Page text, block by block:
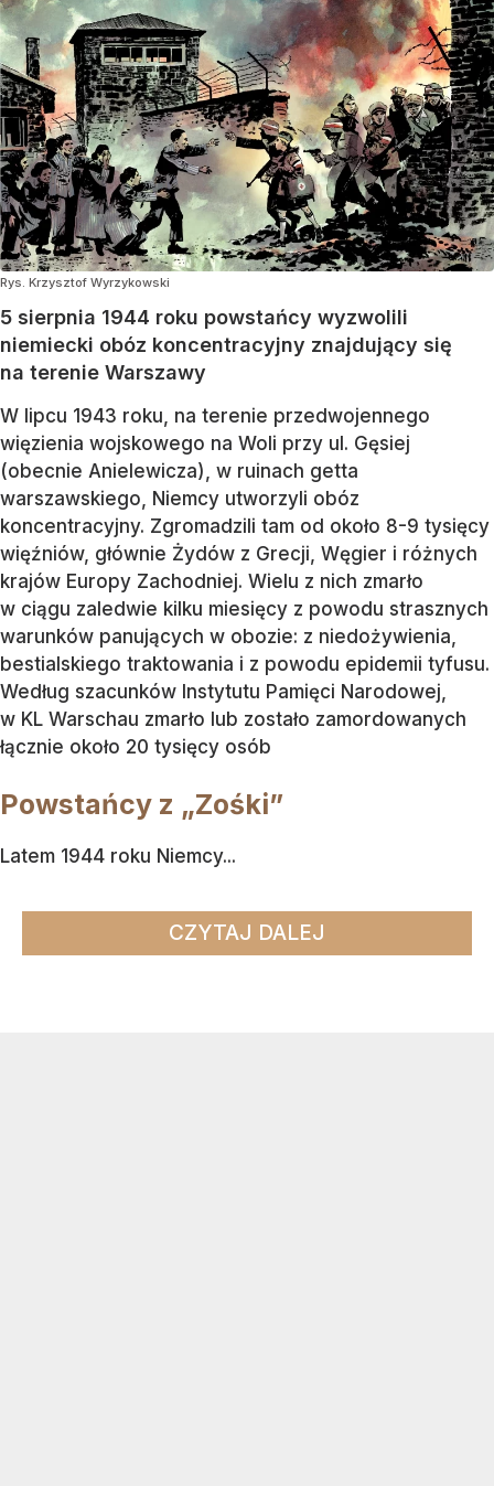
Rys. Krzysztof Wyrzykowski
5 sierpnia 1944 roku powstańcy wyzwolili
niemiecki obóz koncentracyjny znajdujący się
na terenie Warszawy
W lipcu 1943 roku, na terenie przedwojennego
więzienia wojskowego na Woli przy ul. Gęsiej
(obecnie Anielewicza), w ruinach getta
warszawskiego, Niemcy utworzyli obóz
koncentracyjny. Zgromadzili tam od około 8-9 tysięcy
więźniów, głównie Żydów z Grecji, Węgier i różnych
krajów Europy Zachodniej. Wielu z nich zmarło
w ciągu zaledwie kilku miesięcy z powodu strasznych
warunków panujących w obozie: z niedożywienia,
bestialskiego traktowania i z powodu epidemii tyfusu.
Według szacunków Instytutu Pamięci Narodowej,
w KL Warschau zmarło lub zostało zamordowanych
łącznie około 20 tysięcy osób
Powstańcy z „Zośki”
Latem 1944 roku Niemcy...
CZYTAJ DALEJ